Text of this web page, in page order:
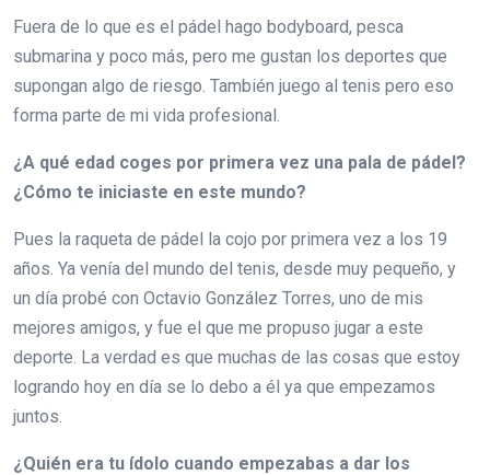
Fuera de lo que es el pádel hago bodyboard, pesca
submarina y poco más, pero me gustan los deportes que
supongan algo de riesgo. También juego al tenis pero eso
forma parte de mi vida profesional.
¿A qué edad coges por primera vez una pala de pádel?
¿Cómo te iniciaste en este mundo?
Pues la raqueta de pádel la cojo por primera vez a los 19
años. Ya venía del mundo del tenis, desde muy pequeño, y
un día probé con Octavio González Torres, uno de mis
mejores amigos, y fue el que me propuso jugar a este
deporte. La verdad es que muchas de las cosas que estoy
logrando hoy en día se lo debo a él ya que empezamos
juntos.
¿Quién era tu ídolo cuando empezabas a dar los